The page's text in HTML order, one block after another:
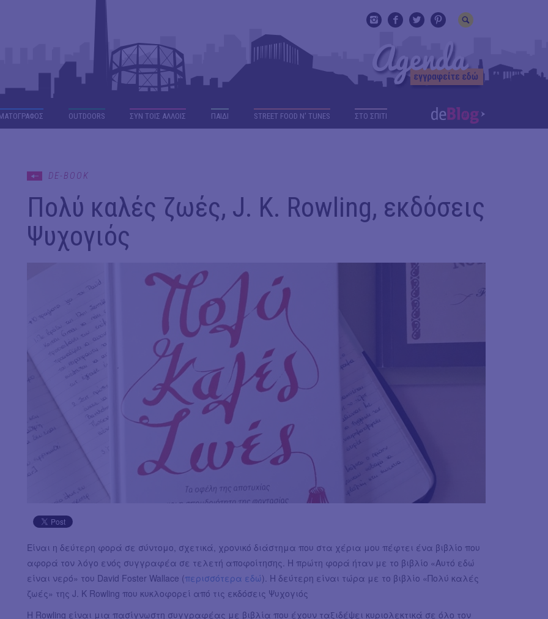
OUTDΟORS ΣΥΝ ΤΟΙΣ ΑΛΛΟΙΣ ΠΑΙΔΙ STREET FOOD N' TUNES ΣΤΟ ΣΠΙΤΙ
DE-BOOK
Πολύ καλές ζωές, J. K. Rowling, εκδόσεις
Ψυχογιός
Είναι η δεύτερη φορά σε σύντομο, σχετικά, χρονικό διάστημα που στα χέρια μου πέφτει ένα βιβλίο που
αφορά τον λόγο ενός συγγραφέα σε τελετή αποφοίτησης. Η πρώτη φορά ήταν με το βιβλίο «Aυτό εδώ
είναι νερό» του David Foster Wallace (περισσότερα εδώ). Η δεύτερη είναι τώρα με το βιβλίο «Πολύ καλές
ζωές» της J. K Rowling που κυκλοφορεί από τις εκδόσεις Ψυχογιός
Η Rowling είναι μια πασίγνωστη συγγραφέας με βιβλία που έχουν ταξιδέψει κυριολεκτικά σε όλο τον